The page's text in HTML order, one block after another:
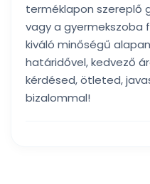
terméklapon szereplő
vagy a gyermekszoba
kiváló minőségű
határidővel, kedvező
kérdésed, ötleted,
bizalommal!